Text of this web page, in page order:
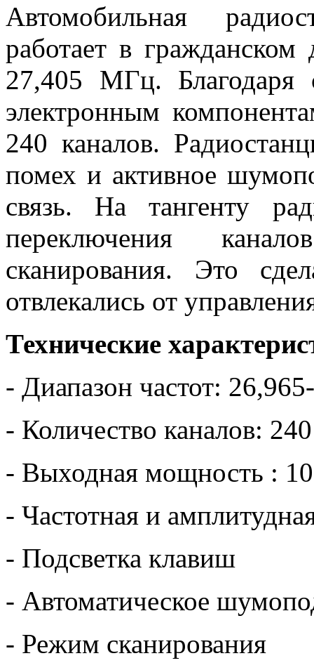
Автомобильная
работает в гражданском
27,405 МГц. Благодаря
электронным
240 каналов.
помех и активное
связь. На тангенту
переключения
сканирования. Это
отвлекались от
Технические
- Диапазон частот:
- Количество каналов:
- Выходная мощность :
- Частотная и
- Подсветка клавиш
- Автоматическое
- Режим сканирования